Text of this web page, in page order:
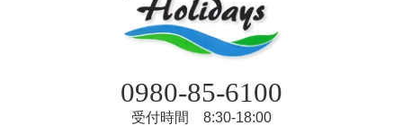
0980-85-6100
受付時間 8:30-18:00